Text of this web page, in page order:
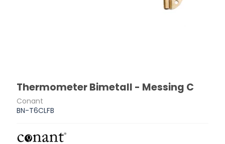
Thermometer Bimetall - Messing C
Conant
BN-T6CLFB